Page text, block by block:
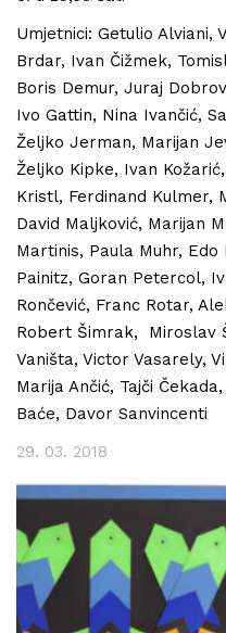
Umjetnici: Getulio Alviani,
Brdar, Ivan Čižmek,
Boris Demur, Juraj
Ivo Gattin, Nina Ivančić,
Željko Jerman, Marijan
Željko Kipke, Ivan
Kristl, Ferdinand Kulmer,
David Maljković, Marijan
Martinis, Paula Muhr,
Painitz, Goran Petercol,
Rončević, Franc Rotar,
Robert Šimrak, Miroslav
Vaništa, Victor Vasarely,
Marija Ančić, Tajči
Baće, Davor Sanvincenti
29. 03. 2018